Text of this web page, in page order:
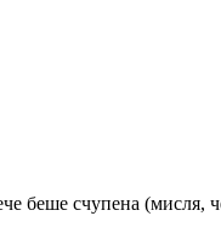
беше счупена